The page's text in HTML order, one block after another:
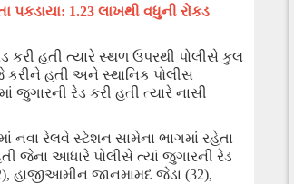
પકડાયા: 1.23 લાખથી વધુની રોકડ
હતી ત્યારે સ્થળ ઉપરથી પોલીસે કુલ
કરીને હતી અને સ્થાનિક પોલીસ
રેડ કરી હતી ત્યારે નાસી
નવા રેલવે સ્ટેશન સામેના ભાગમાં રહેતા
જેના આધારે પોલીસે ત્યાં જુગારની રેડ
), હાજીઆમીન જાનમામદ જેડા (32),